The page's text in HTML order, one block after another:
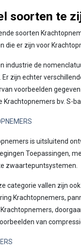
soorten te
soorten
die er zijn voor
industrie de
zijn echter
voorbeelden
Krachtopnemers bv. S-
is uitsluitend
Toepassingen,
zwaartepuntsystemen.
categorie vallen zijn
Krachtopnemers,
van